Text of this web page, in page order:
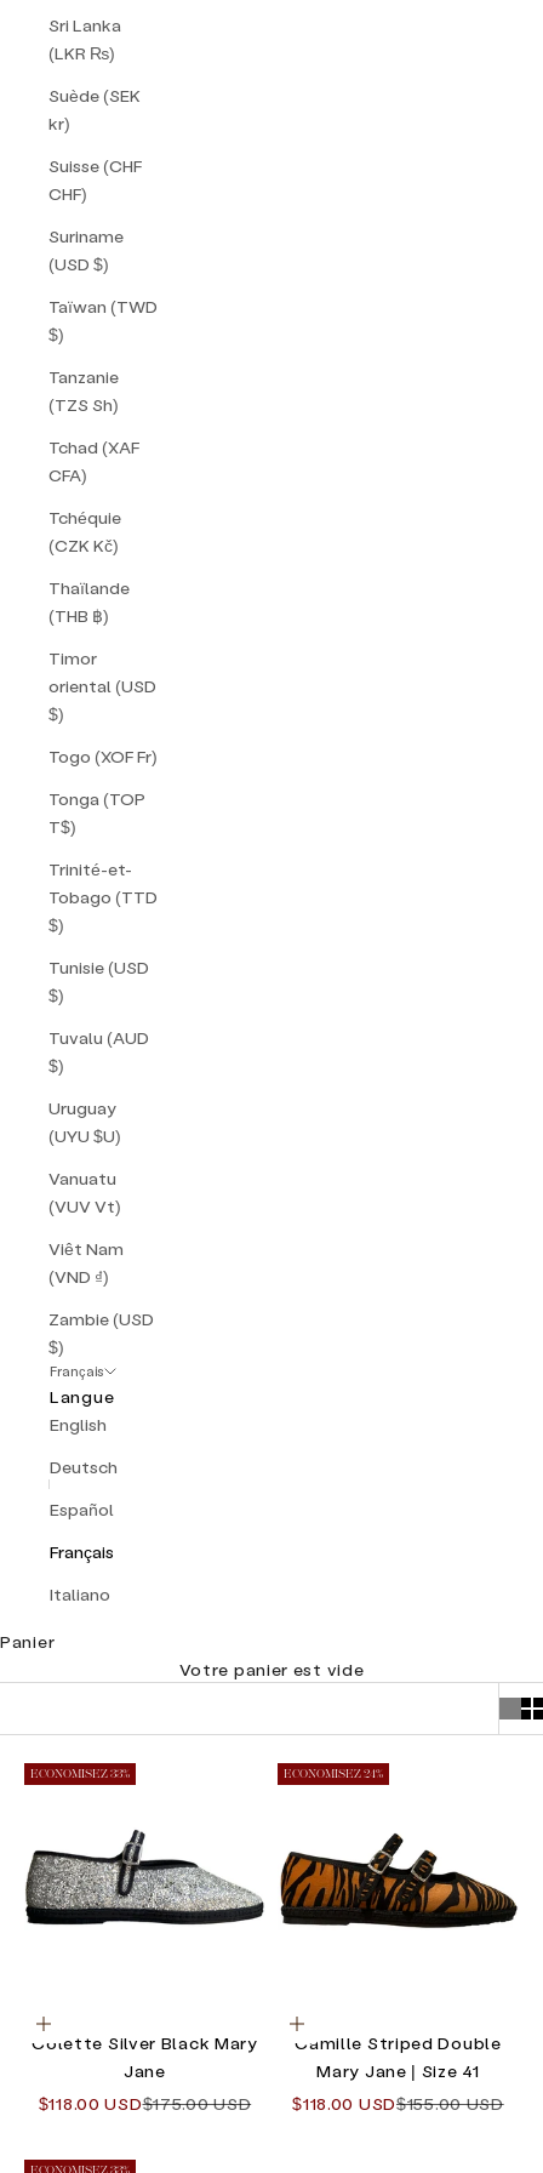
Sri Lanka
(LKR ₨)
Suède (SEK
kr)
Suisse (CHF
CHF)
Suriname
(USD $)
Taïwan (TWD
$)
Tanzanie
(TZS Sh)
Tchad (XAF
CFA)
Tchéquie
(CZK Kč)
Thaïlande
(THB ฿)
Timor
oriental (USD
$)
Togo (XOF Fr)
Tonga (TOP
T$)
Trinité-et-
Tobago (TTD
$)
Tunisie (USD
$)
Tuvalu (AUD
$)
Uruguay
(UYU $U)
Vanuatu
(VUV Vt)
Viêt Nam
(VND ₫)
Zambie (USD
$)
Français
Langue
English
Deutsch
Español
Français
Italiano
Panier
Votre panier est vide
ECONOMISEZ 33%
Choisir les options
Colette Silver Black Mary
Jane
Prix de vente
$118.00 USDPrix normal
$175.00 USD
ECONOMISEZ 24%
Choisir les options
Camille Striped Double
Mary Jane | Size 41
Prix de vente
$118.00 USDPrix normal
$155.00 USD